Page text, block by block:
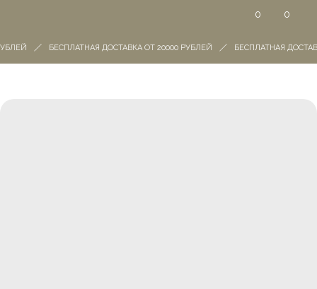
0
0
БЕСПЛАТНАЯ ДОСТАВКА ОТ 20000 РУБЛЕЙ БЕСПЛАТНАЯ